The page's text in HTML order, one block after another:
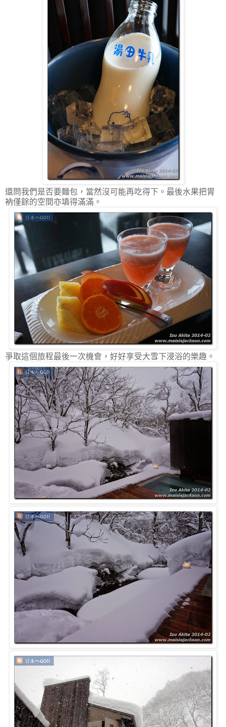
還問我們是否要麵包，當然沒可能再吃得下。最後水果把胃
衲僅餘的空間亦填得滿滿。
爭取這個旅程最後一次機會，好好享受大雪下浸浴的樂趣。